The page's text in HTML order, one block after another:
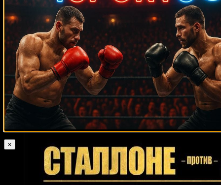
Тайрон Лаки
Кевин Дейгл Айк Ибеабучи Отис Тисдейл
Келвин
Прайс
Чейз Хупер Рикардо Кеннеди Ричард Кармак
Баррингтон
Френсис
Рей Домендж Бобби Гиперт Карлос Бальдомир Кен Фрэнк
Деррик Льюис Грегорио Перальта Омар Габриэль Вейс
Орландо
Салидо Майк Джеймесон Виталий Шкраба Эдгар Айала
Ноэль
Меджия Ринкон Энтони Кукс Кайзер Мабуза Эрик Эш
Александр
Устинов Сеpгей Дeрeвянчeнко Гленн Волфе
Флойд
Паттерсон Шейн Сатклифф Мишель Росалес
Бернард Хопкинс Кёртис Стивенс Шеннон Кодл
Эктор Кирос Дэррил Тайсон Вернон Пэрис Андрей Климов
Карл
Уильямс
Самуэль Варгас Джон Мугаби Тим Уизерспун
×